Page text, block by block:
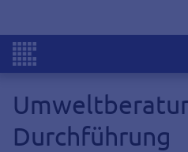
Durchführung